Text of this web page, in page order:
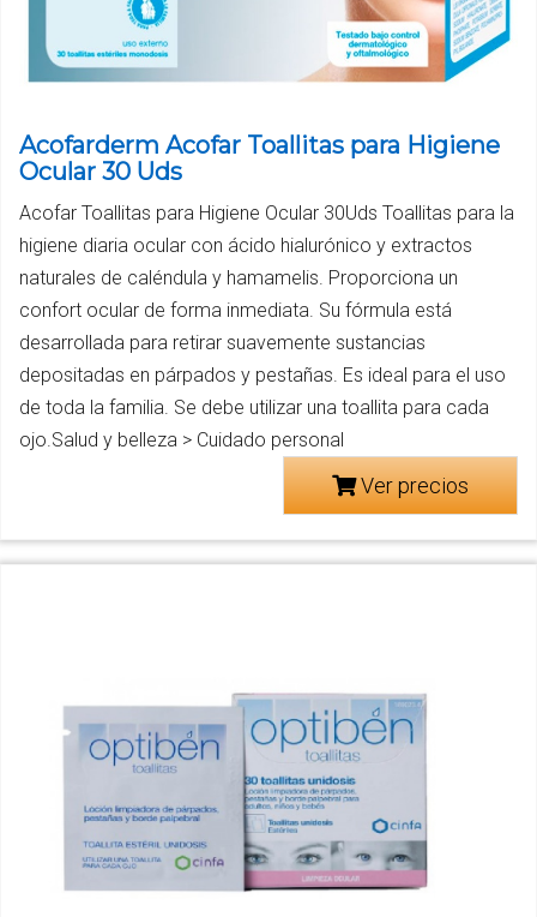
Acofarderm Acofar Toallitas para Higiene
Ocular 30 Uds
Acofar Toallitas para Higiene Ocular 30Uds Toallitas para la
higiene diaria ocular con ácido hialurónico y extractos
naturales de caléndula y hamamelis. Proporciona un
confort ocular de forma inmediata. Su fórmula está
desarrollada para retirar suavemente sustancias
depositadas en párpados y pestañas. Es ideal para el uso
de toda la familia. Se debe utilizar una toallita para cada
ojo.Salud y belleza > Cuidado personal
Ver precios